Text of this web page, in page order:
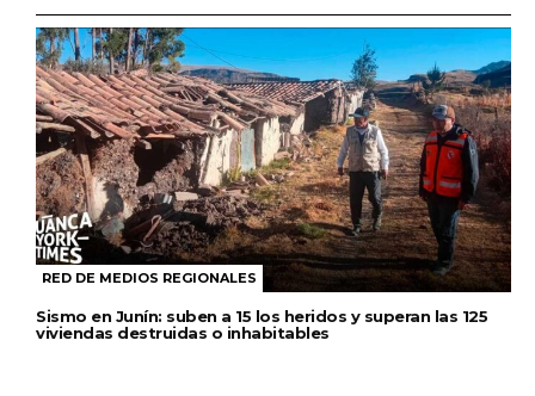
RED DE MEDIOS REGIONALES
Sismo en Junín: suben a 15 los heridos y superan las 125
viviendas destruidas o inhabitables